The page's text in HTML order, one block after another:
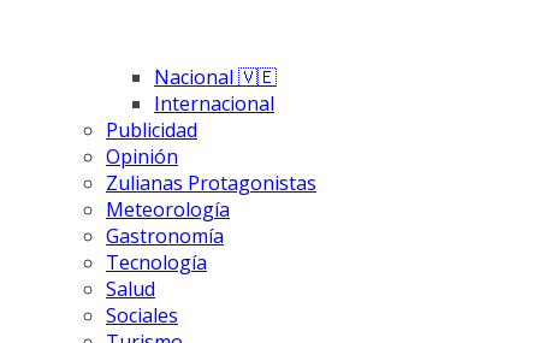
Nacional 🇻🇪
Internacional
Publicidad
Opinión
Zulianas Protagonistas
Meteorología
Gastronomía
Tecnología
Salud
Sociales